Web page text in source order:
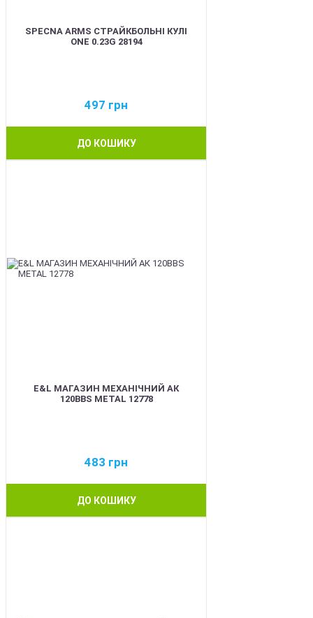
SPECNA ARMS СТРАЙКБОЛЬНІ КУЛІ
ONE 0.23G 28194
497 грн
ДО КОШИКУ
E&L МАГАЗИН МЕХАНІЧНИЙ АК
120BBS METAL 12778
483 грн
ДО КОШИКУ